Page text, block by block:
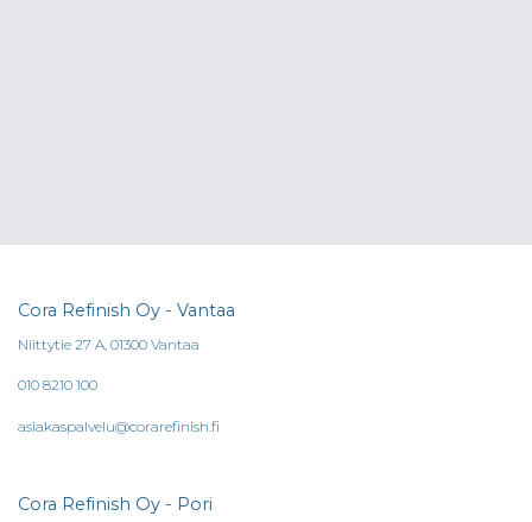
Cora Refinish Oy - Vantaa
Niittytie 27 A, 01300 Vantaa
010 8210 100
asiakaspalvelu@corarefinish.fi
Cora Refinish Oy - Pori